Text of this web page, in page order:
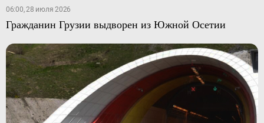
06:00, 28 июля 2026
Гражданин Грузии выдворен из Южной Осетии